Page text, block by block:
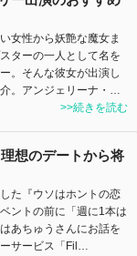
女性から妖艶な魔女ま
ターの一人として名を
。そんな彼女が出演し
。アンジェリーナ・…
>>続きを読む
想のデートから将
た『ウソはホントの恋
ントの前に「週に1本は
あちゅうさんにお話を
サービス「Fil…